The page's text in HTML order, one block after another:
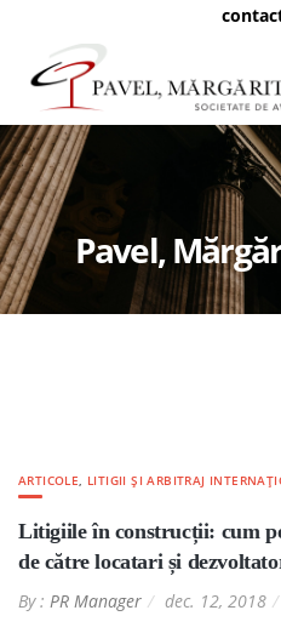
Pavel,
ARTICOLE, LITIGII ȘI ARBITRAJ
Litigiile în construcții: cum
de către locatari și
By : PR Manager dec. 12, 2018